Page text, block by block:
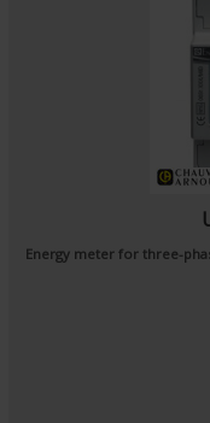
Energy meter for three-